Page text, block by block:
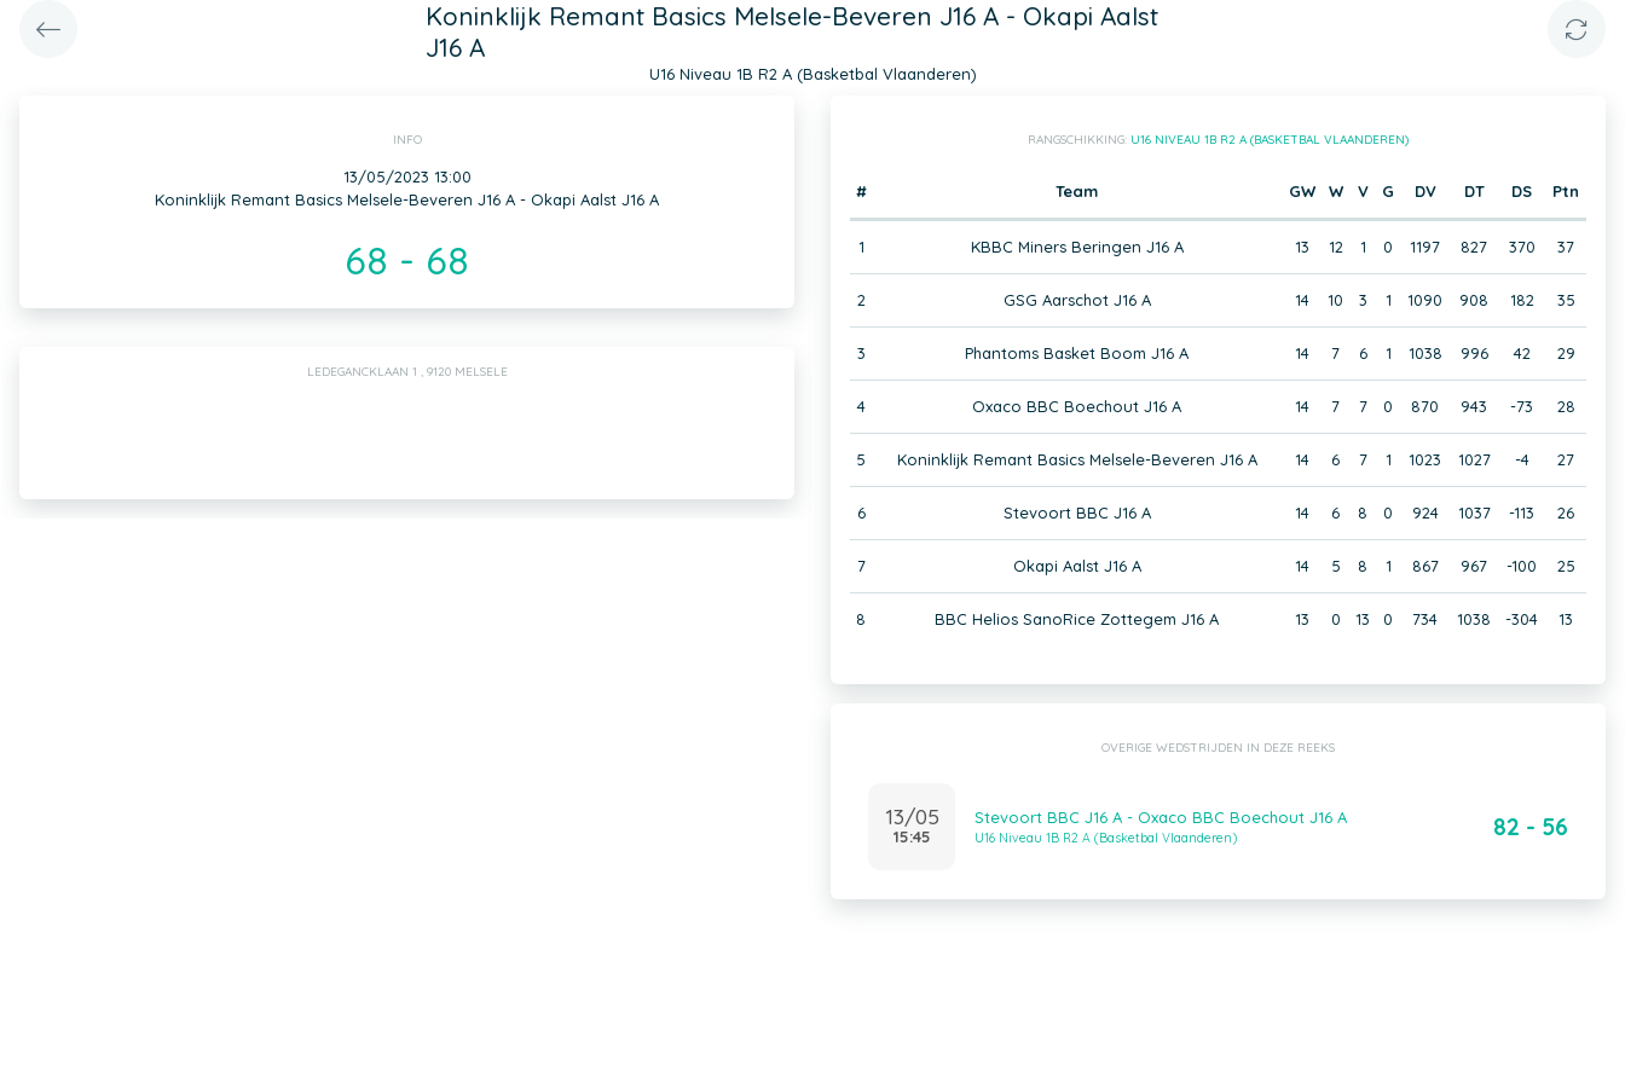
Koninklijk Remant Basics Melsele-Beveren J16 A - Okapi Aalst
J16 A
U16 Niveau 1B R2 A (Basketbal Vlaanderen)
INFO
13/05/2023 13:00
Koninklijk Remant Basics Melsele-Beveren J16 A - Okapi Aalst J16 A
68 - 68
LEDEGANCKLAAN 1 , 9120 MELSELE
RANGSCHIKKING: U16 NIVEAU 1B R2 A (BASKETBAL VLAANDEREN)
# Team GW W V G DV DT DS Ptn
1 KBBC Miners Beringen J16 A 13 12 1 0 1197 827 370 37
2 GSG Aarschot J16 A 14 10 3 1 1090 908 182 35
3 Phantoms Basket Boom J16 A 14 7 6 1 1038 996 42 29
4 Oxaco BBC Boechout J16 A 14 7 7 0 870 943 -73 28
5 Koninklijk Remant Basics Melsele-Beveren J16 A 14 6 7 1 1023 1027 -4 27
6 Stevoort BBC J16 A 14 6 8 0 924 1037 -113 26
7 Okapi Aalst J16 A 14 5 8 1 867 967 -100 25
8 BBC Helios SanoRice Zottegem J16 A 13 0 13 0 734 1038 -304 13
OVERIGE WEDSTRIJDEN IN DEZE REEKS
13/05
15:45
Stevoort BBC J16 A - Oxaco BBC Boechout J16 A
U16 Niveau 1B R2 A (Basketbal Vlaanderen) 82 - 56